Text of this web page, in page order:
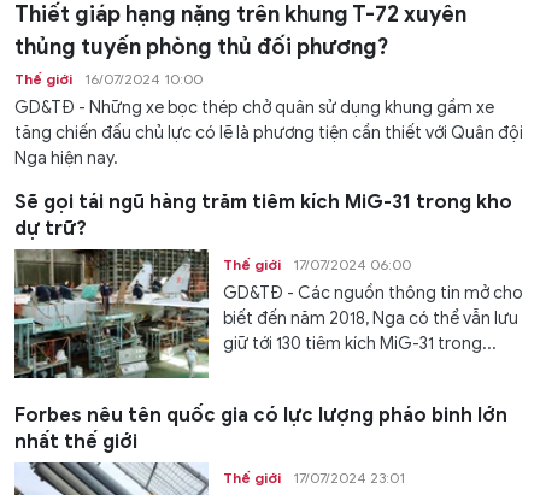
Thiết giáp hạng nặng trên khung T-72 xuyên
thủng tuyến phòng thủ đối phương?
Thế giới 16/07/2024 10:00
GD&TĐ - Những xe bọc thép chở quân sử dụng khung gầm xe
tăng chiến đấu chủ lực có lẽ là phương tiện cần thiết với Quân đội
Nga hiện nay.
Sẽ gọi tái ngũ hàng trăm tiêm kích MiG-31 trong kho
dự trữ?
Thế giới 17/07/2024 06:00
GD&TĐ - Các nguồn thông tin mở cho
biết đến năm 2018, Nga có thể vẫn lưu
giữ tới 130 tiêm kích MiG-31 trong...
Forbes nêu tên quốc gia có lực lượng pháo binh lớn
nhất thế giới
Thế giới 17/07/2024 23:01